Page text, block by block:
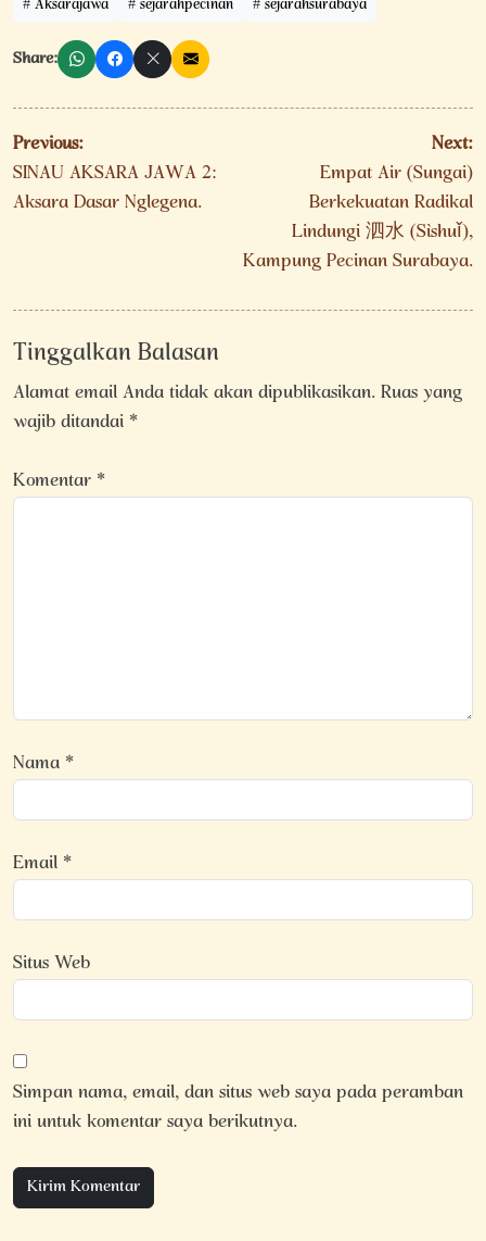
Share:
Navigasi
pos
Previous:
SINAU AKSARA JAWA 2:
Aksara Dasar Nglegena.
Next:
Empat Air (Sungai)
Berkekuatan Radikal
Lindungi 泗水 (Sìshuǐ),
Kampung Pecinan Surabaya.
Tinggalkan Balasan
Alamat email Anda tidak akan dipublikasikan.Ruas yang
wajib ditandai*
Komentar*
Nama*
Email*
Situs Web
Simpan nama, email, dan situs web saya pada peramban
ini untuk komentar saya berikutnya.